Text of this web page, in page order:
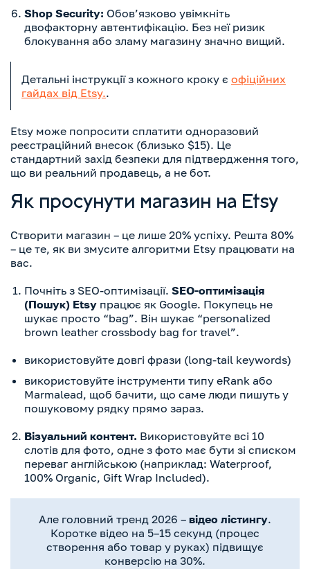
Shop Security: Обов’язково увімкніть
двофакторну автентифікацію. Без неї ризик
блокування або зламу магазину значно вищий.
Детальні інструкції з кожного кроку є офіційних
гайдах від Etsy..
Etsy може попросити сплатити одноразовий
реєстраційний внесок (близько $15). Це
стандартний захід безпеки для підтвердження того,
що ви реальний продавець, а не бот.
Як просунути магазин на Etsy
Створити магазин – це лише 20% успіху. Решта 80%
– це те, як ви змусите алгоритми Etsy працювати на
вас.
Почніть з SEO-оптимізації. SEO-оптимізація
(Пошук) Etsy працює як Google. Покупець не
шукає просто “bag”. Він шукає “personalized
brown leather crossbody bag for travel”.
використовуйте довгі фрази (long-tail keywords)
використовуйте інструменти типу eRank або
Marmalead, щоб бачити, що саме люди пишуть у
пошуковому рядку прямо зараз.
Візуальний контент. Використовуйте всі 10
слотів для фото, одне з фото має бути зі списком
переваг англійською (наприклад: Waterproof,
100% Organic, Gift Wrap Included).
Але головний тренд 2026 – відео лістингу.
Коротке відео на 5–15 секунд (процес
створення або товар у руках) підвищує
конверсію на 30%.